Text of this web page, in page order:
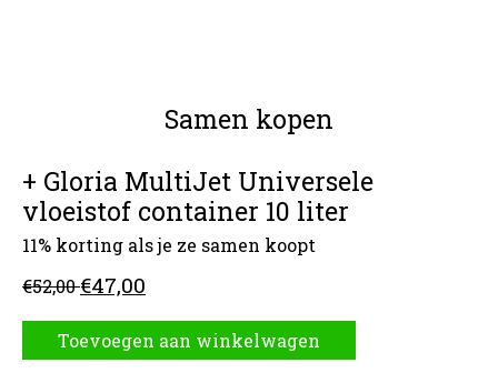
Samen kopen
+ Gloria MultiJet Universele
vloeistof container 10 liter
11% korting als je ze samen koopt
€52,00€47,00
Toevoegen aan winkelwagen